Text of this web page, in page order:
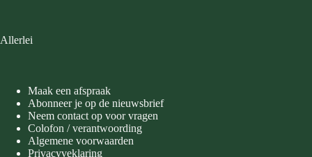
Allerlei
Maak een afspraak
Abonneer je op de nieuwsbrief
Neem contact op voor vragen
Colofon / verantwoording
Algemene voorwaarden
Privacyveklaring